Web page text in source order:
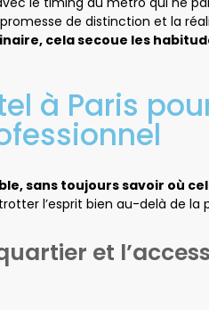
de distinction et la
cela secoue les
à Paris
sans toujours savoir où
l’esprit bien au-delà de la
et